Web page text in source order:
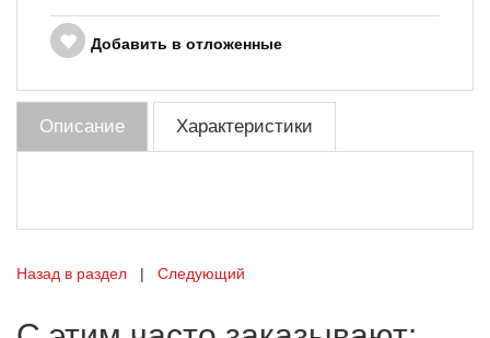
Добавить в отложенные
Описание Характеристики
Назад в раздел | Следующий